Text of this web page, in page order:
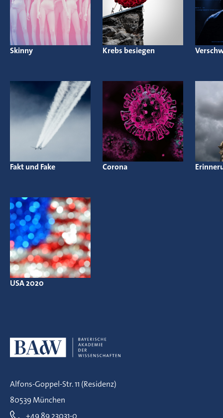
Skinny Krebs besiegen
Fakt und Fake Corona
USA 2020
Alfons-Goppel-Str. 11 (Residenz)
80539 München
+49 89 23031-0